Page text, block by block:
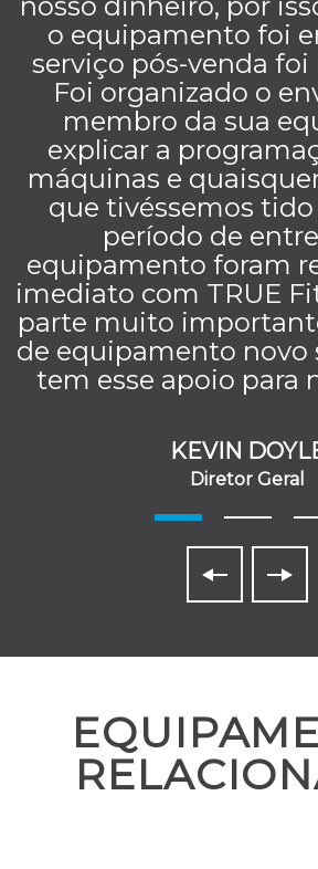
o equipamento foi
serviço pós-venda foi
Foi organizado o
membro da sua
explicar a
máquinas e
que tivéssemos
período de
equipamento foram
imediato com TRUE
parte muito
de equipamento novo
tem esse apoio para
KEVIN
Diretor Geral